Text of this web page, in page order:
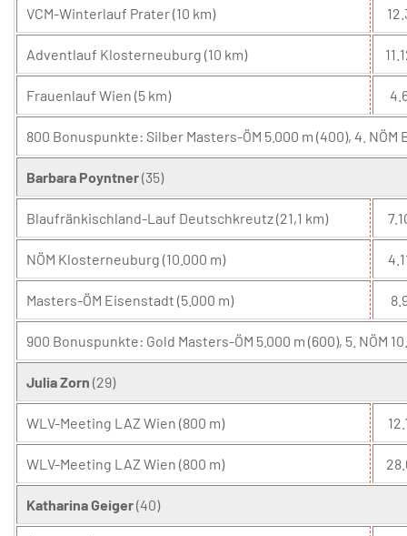
VCM-Winterlauf Prater (10 km)
Adventlauf Klosterneuburg (10 km)
Frauenlauf Wien (5 km)
800 Bonuspunkte: Silber Masters-ÖM 5.000 m (400), 4. NÖM
Barbara Poyntner(35)
Blaufränkischland-Lauf Deutschkreutz (21,1 km)
NÖM Klosterneuburg (10.000 m)
Masters-ÖM Eisenstadt (5.000 m)
900 Bonuspunkte: Gold Masters-ÖM 5.000 m (600), 5. NÖM
Julia Zorn (29)
WLV-Meeting LAZ Wien (800 m)
WLV-Meeting LAZ Wien (800 m)
Katharina Geiger(40)